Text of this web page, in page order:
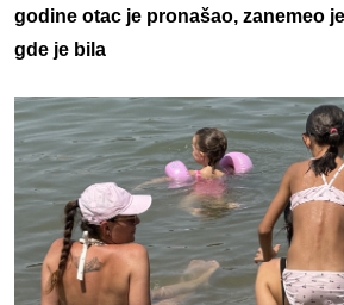
godine otac je pronašao, zanemeo
gde je bila